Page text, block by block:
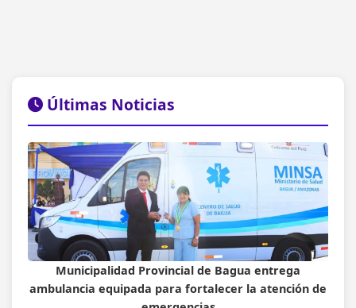
Últimas Noticias
Municipalidad Provincial de Bagua entrega
ambulancia equipada para fortalecer la atención de